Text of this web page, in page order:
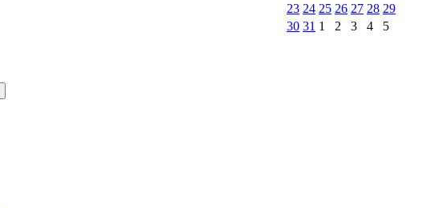
23 24 25 26 27 28 29
30 31 1 2 3 4 5